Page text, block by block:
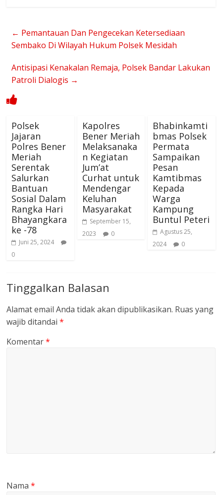
← Pemantauan Dan Pengecekan Ketersediaan
Sembako Di Wilayah Hukum Polsek Mesidah
Antisipasi Kenakalan Remaja, Polsek Bandar Lakukan
Patroli Dialogis →
Polsek
Jajaran
Polres Bener
Meriah
Serentak
Salurkan
Bantuan
Sosial Dalam
Rangka Hari
Bhayangkara
ke -78
Juni 25, 2024
0
Kapolres
Bener Meriah
Melaksanaka
n Kegiatan
Jum’at
Curhat untuk
Mendengar
Keluhan
Masyarakat
September 15,
2023
0
Bhabinkamti
bmas Polsek
Permata
Sampaikan
Pesan
Kamtibmas
Kepada
Warga
Kampung
Buntul Peteri
Agustus 25,
2024
0
Tinggalkan Balasan
Alamat email Anda tidak akan dipublikasikan. Ruas yang
wajib ditandai*
Komentar*
Nama*